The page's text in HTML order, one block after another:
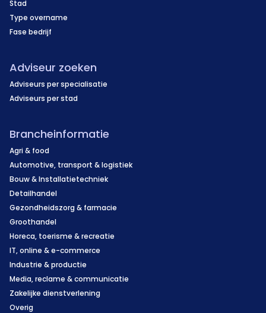
Stad
Type overname
Fase bedrijf
Adviseur zoeken
Adviseurs per specialisatie
Adviseurs per stad
Brancheinformatie
Agri & food
Automotive, transport & logistiek
Bouw & Installatietechniek
Detailhandel
Gezondheidszorg & farmacie
Groothandel
Horeca, toerisme & recreatie
IT, online & e-commerce
Industrie & productie
Media, reclame & communicatie
Zakelijke dienstverlening
Overig